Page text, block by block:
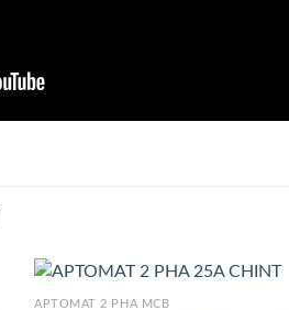
APTOMAT 2 PHA MCB